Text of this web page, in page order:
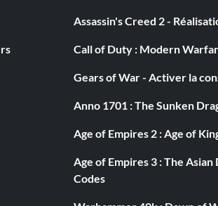
Assassin's Creed 2 -
Call of Duty : Modern
Gears of War - Activer la
Anno 1701 : The Sunken
Age of Empires 2 : Age of
Age of Empires 3 : The
Codes